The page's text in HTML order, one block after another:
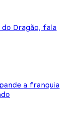
Dragão, fala
a franquia